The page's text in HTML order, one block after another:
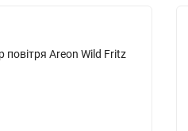
повітря Areon Wild Fritz